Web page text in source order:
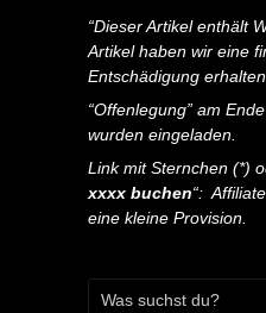
“Dieser Artikel enthält
Artikel haben wir eine
Entschädigung erhalten
“Offenlegung” am
wurden eingeladen.
Link mit Sternchen (*)
xxxx buchen“:
eine kleine Provision.